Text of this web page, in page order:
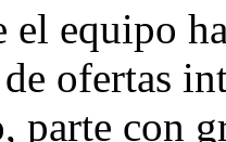
el equipo
ofertas
parte con